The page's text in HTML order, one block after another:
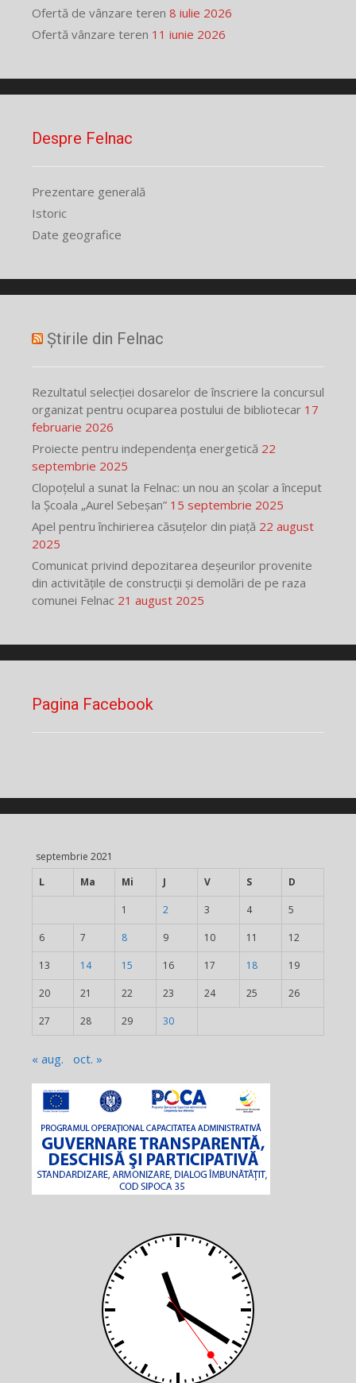
Ofertă de vânzare teren 8 iulie 2026
Ofertă vânzare teren 11 iunie 2026
Despre Felnac
Prezentare generală
Istoric
Date geografice
Știrile din Felnac
Rezultatul selecției dosarelor de înscriere la concursul
organizat pentru ocuparea postului de bibliotecar 17
februarie 2026
Proiecte pentru independența energetică 22
septembrie 2025
Clopoțelul a sunat la Felnac: un nou an școlar a început
la Școala „Aurel Sebeșan” 15 septembrie 2025
Apel pentru închirierea căsuțelor din piață 22 august
2025
Comunicat privind depozitarea deșeurilor provenite
din activitățile de construcții și demolări de pe raza
comunei Felnac 21 august 2025
Pagina Facebook
septembrie 2021
L
Ma Mi J V S D
1 2 3 4 5
6 7 8 9 10 11 12
13 14 15 16 17 18 19
20 21 22 23 24 25 26
27 28 29 30
« aug. oct. »